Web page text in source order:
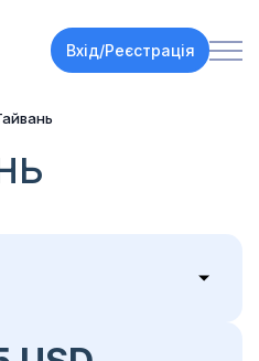
Вхід/Реєстрація